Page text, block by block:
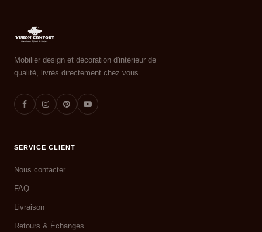
Mobilier design et décoration d'intérieur de
qualité, livrés directement chez vous.
SERVICE CLIENT
Nous contacter
FAQ
Livraison
Retours & Échanges